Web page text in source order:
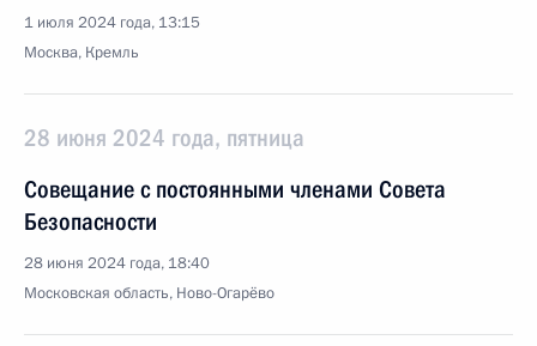
1 июля 2024 года, 13:15
Москва, Кремль
28 июня 2024 года, пятница
Совещание с постоянными членами Совета
Безопасности
28 июня 2024 года, 18:40
Московская область, Ново-Огарёво